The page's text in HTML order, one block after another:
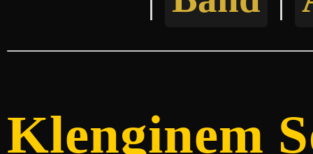
Klenginem